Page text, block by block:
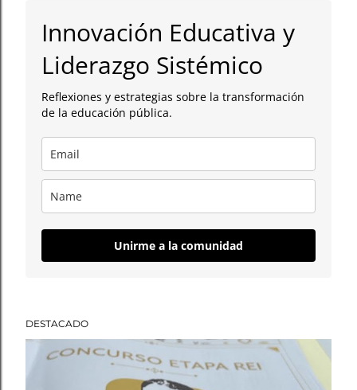
Innovación Educativa y
Liderazgo Sistémico
Reflexiones y estrategias sobre la transformación
de la educación pública.
Unirme a la comunidad
DESTACADO